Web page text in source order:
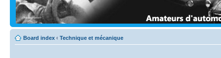
Board index ‹ Technique et mécanique